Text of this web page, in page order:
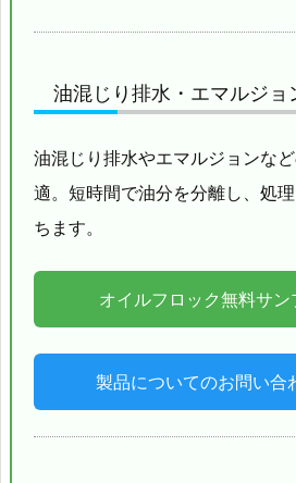
油混じり排水・エマルジョ
油混じり排水やエマルジョンな
適。短時間で油分を分離し、処
ちます。
オイルフロック無料サン
製品についてのお問い合